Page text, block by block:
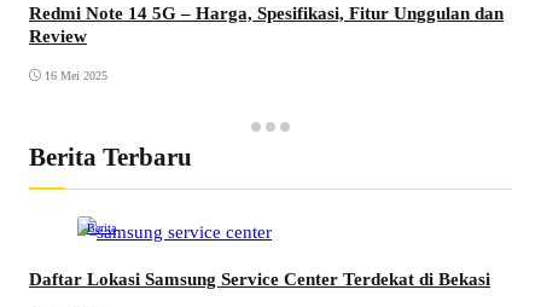
Redmi Note 14 5G – Harga, Spesifikasi, Fitur Unggulan dan
Review
16 Mei 2025
Berita Terbaru
Berita
Daftar Lokasi Samsung Service Center Terdekat di Bekasi